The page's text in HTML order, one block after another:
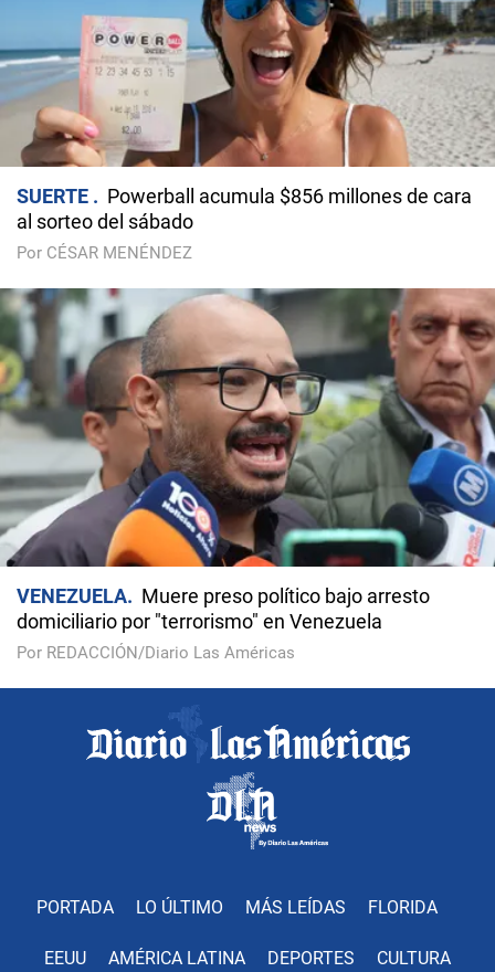
SUERTE
Powerball acumula $856 millones de cara
al sorteo del sábado
Por CÉSAR MENÉNDEZ
VENEZUELA
Muere preso político bajo arresto
domiciliario por "terrorismo" en Venezuela
Por REDACCIÓN/Diario Las Américas
PORTADA LO ÚLTIMO MÁS LEÍDAS FLORIDA
EEUU AMÉRICA LATINA DEPORTES CULTURA